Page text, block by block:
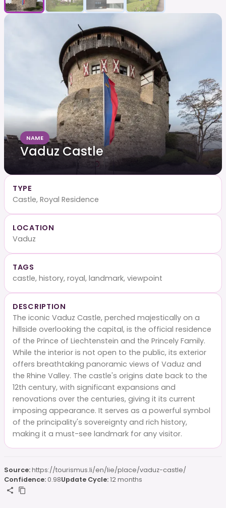
NAME
Vaduz Castle
TYPE
Castle, Royal Residence
LOCATION
Vaduz
TAGS
castle, history, royal, landmark, viewpoint
DESCRIPTION
The iconic Vaduz Castle, perched majestically on a
hillside overlooking the capital, is the official residence
of the Prince of Liechtenstein and the Princely Family.
While the interior is not open to the public, its exterior
offers breathtaking panoramic views of Vaduz and
the Rhine Valley. The castle's origins date back to the
12th century, with significant expansions and
renovations over the centuries, giving it its current
imposing appearance. It serves as a powerful symbol
of the principality's sovereignty and rich history,
making it a must-see landmark for any visitor.
Source:https://tourismus.li/en/lie/place/vaduz-castle/
Confidence:0.98Update Cycle:12 months